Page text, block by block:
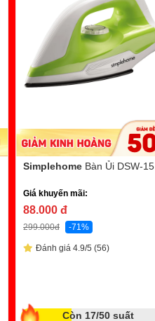
Simplehome Bàn Ủi DSW-15
Giá khuyến mãi:
88.000 đ
299.000đ -71%
Đánh giá 4.9/5 (56)
Còn 17/50 suất